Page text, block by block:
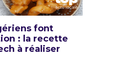
font
: la recette
à réaliser